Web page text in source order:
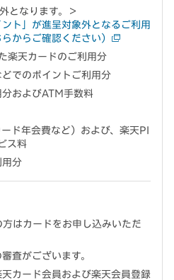
となります。＞
ント」が進呈対象外となるご利用
からご確認ください）
楽天カードのご利用分
でのポイントご利用分
およびATM手数料
ド年会費など）および、楽天PI
ス料
用分
はカードをお申し込みいただ
査がございます。
カード会員および楽天会員登録